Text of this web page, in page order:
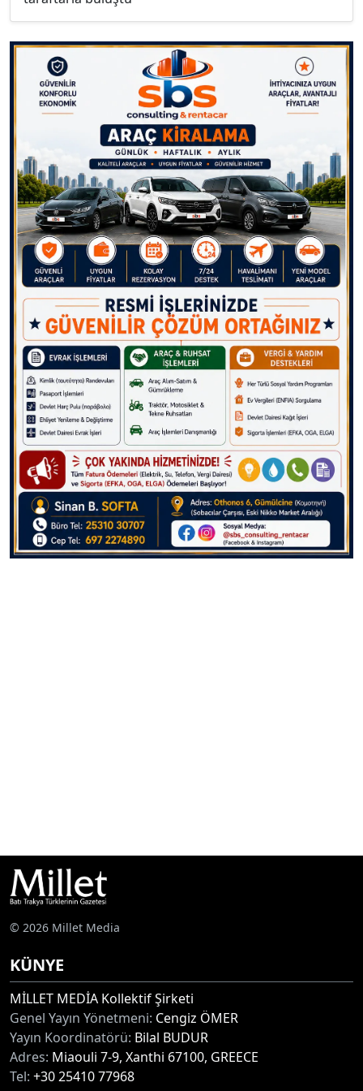
© 2026 Millet Media
KÜNYE
MİLLET MEDİA Kollektif Şirketi
Genel Yayın Yönetmeni: Cengiz ÖMER
Yayın Koordinatörü: Bilal BUDUR
Adres: Miaouli 7-9, Xanthi 67100, GREECE
Tel: +30 25410 77968